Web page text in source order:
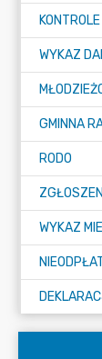
WYKAZ
RODO